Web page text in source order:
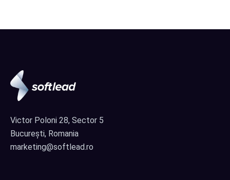
Victor Poloni 28, Sector 5
București, Romania
marketing@softlead.ro